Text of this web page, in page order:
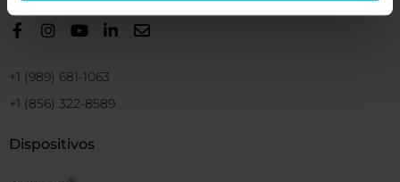
+1 (989) 681-1063
+1 (856) 322-8589
Dispositivos